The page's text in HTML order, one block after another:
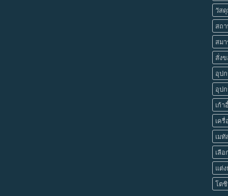
วัส
สถ
สม
สั่ง
อุป
อุป
เก้
เค
เม
เลื
แต่
โตชิ